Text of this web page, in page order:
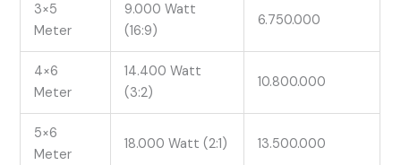
3×5
Meter
9.000 Watt
(16:9)
6.750.000
4×6
Meter
14.400 Watt
(3:2)
10.800.000
5×6
Meter
18.000 Watt (2:1) 13.500.000